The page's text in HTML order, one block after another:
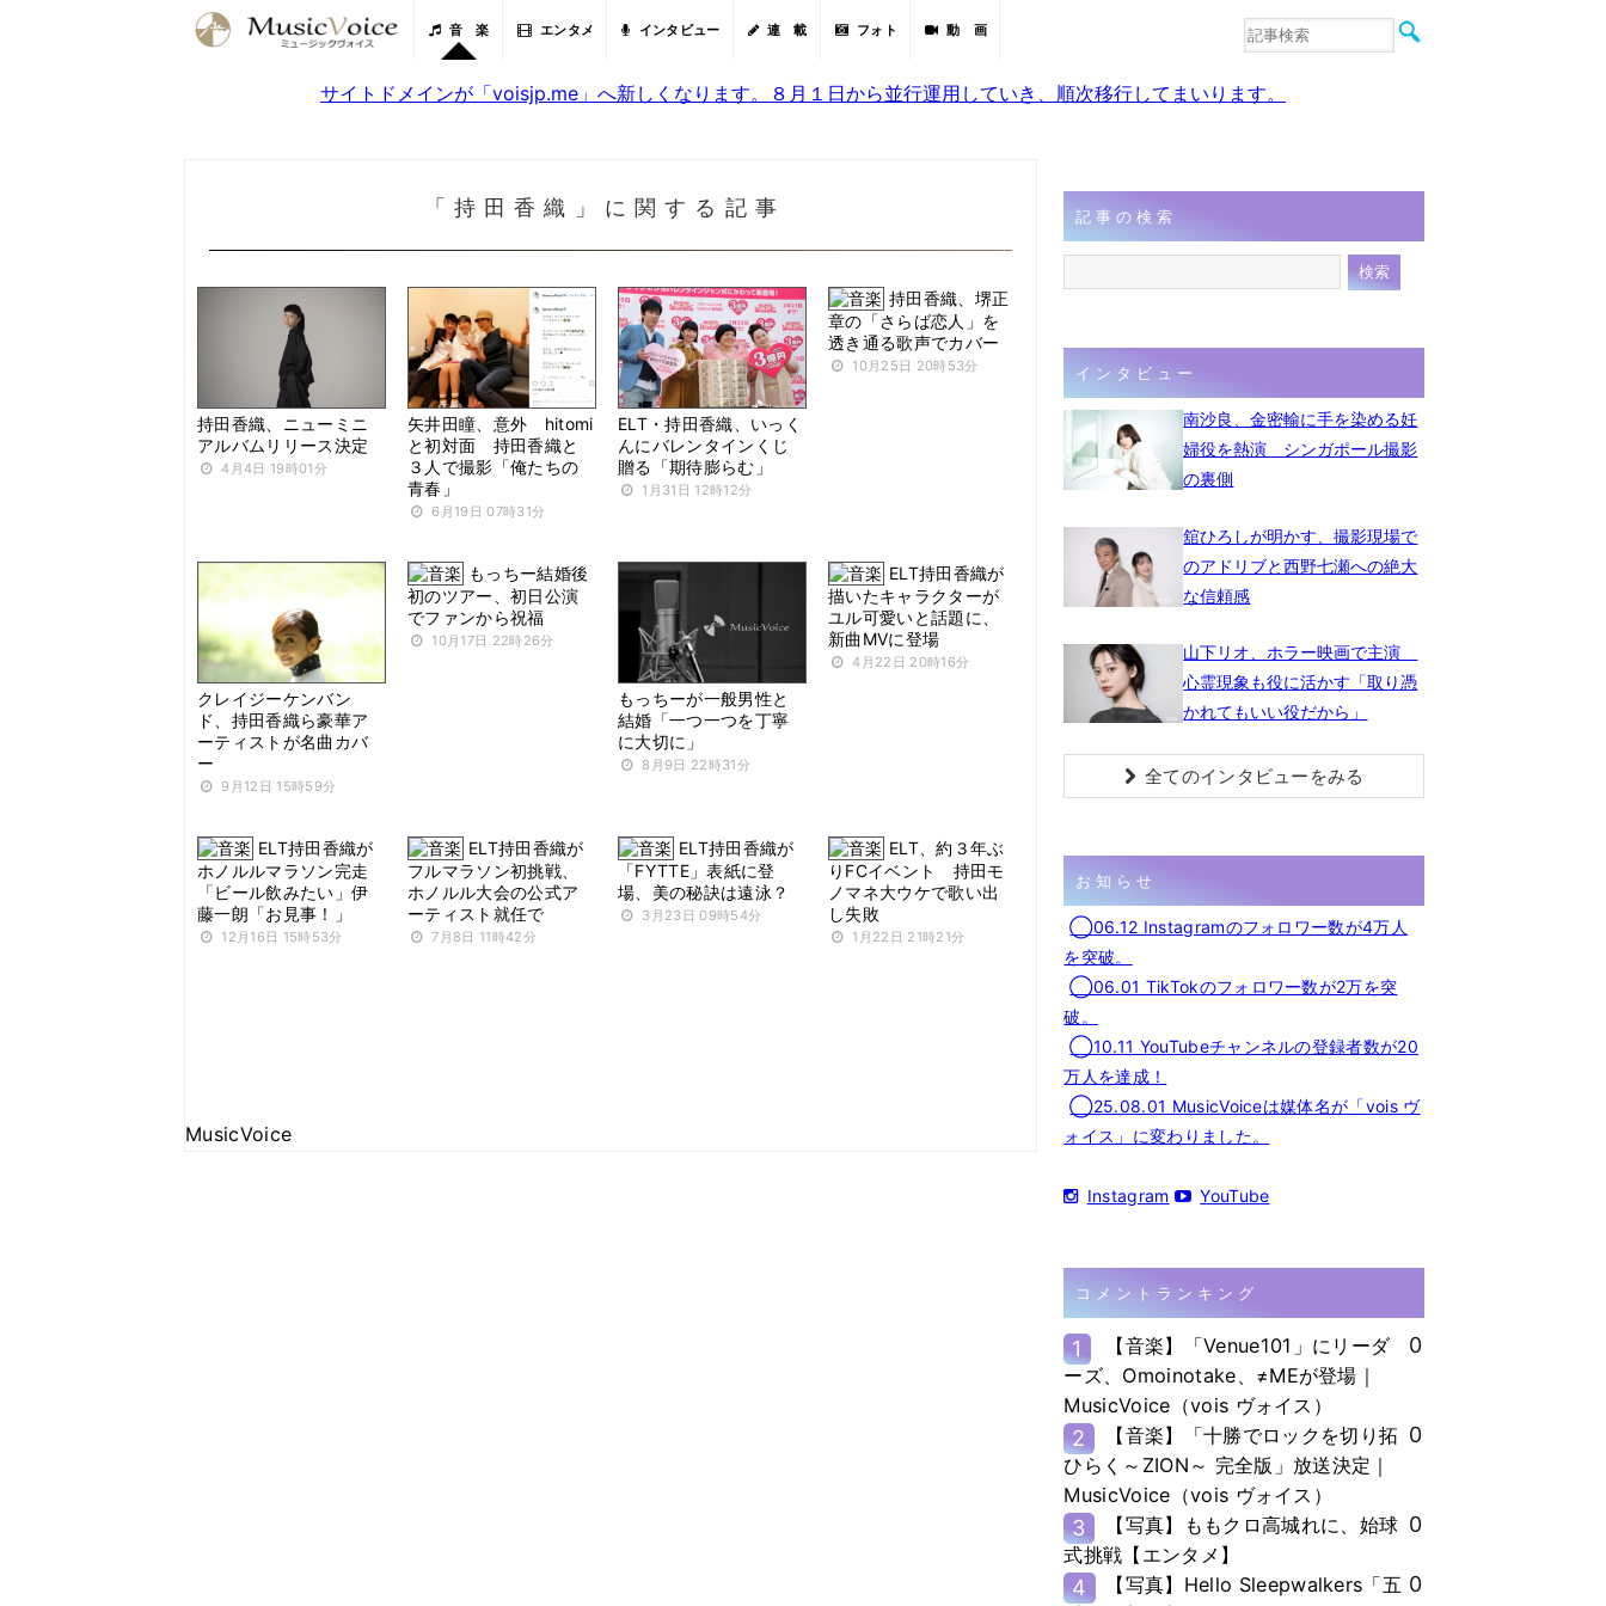
音 楽 エンタメ インタビュー 連 載 フォト 動 画
音楽
サイトドメインが「voisjp.me」へ新しくなります。８月１日から並行運用していき、順次移行してまいります。
「持田香織」に関する記事
持田香織、ニューミニ
アルバムリリース決定
4月4日 19時01分
矢井田瞳、意外 hitomi
と初対面 持田香織と
３人で撮影「俺たちの
青春」
6月19日 07時31分
ELT・持田香織、いっく
んにバレンタインくじ
贈る「期待膨らむ」
1月31日 12時12分
持田香織、堺正
章の「さらば恋人」を
透き通る歌声でカバー
10月25日 20時53分
クレイジーケンバン
ド、持田香織ら豪華ア
ーティストが名曲カバ
ー
9月12日 15時59分
もっちー結婚後
初のツアー、初日公演
でファンから祝福
10月17日 22時26分
もっちーが一般男性と
結婚「一つ一つを丁寧
に大切に」
8月9日 22時31分
ELT持田香織が
描いたキャラクターが
ユル可愛いと話題に、
新曲MVに登場
4月22日 20時16分
ELT持田香織が
ホノルルマラソン完走
「ビール飲みたい」伊
藤一朗「お見事！」
12月16日 15時53分
ELT持田香織が
フルマラソン初挑戦、
ホノルル大会の公式ア
ーティスト就任で
7月8日 11時42分
ELT持田香織が
「FYTTE」表紙に登
場、美の秘訣は遠泳？
3月23日 09時54分
ELT、約３年ぶ
りFCイベント 持田モ
ノマネ大ウケで歌い出
し失敗
1月22日 21時21分
MusicVoice
記事の検索
インタビュー
南沙良、金密輸に手を染める妊
婦役を熱演 シンガポール撮影
の裏側
舘ひろしが明かす、撮影現場で
のアドリブと西野七瀬への絶大
な信頼感
山下リオ、ホラー映画で主演
心霊現象も役に活かす「取り憑
かれてもいい役だから」
全てのインタビューをみる
お知らせ
◯06.12 Instagramのフォロワー数が4万人
を突破。
◯06.01 TikTokのフォロワー数が2万を突
破。
◯10.11 YouTubeチャンネルの登録者数が20
万人を達成！
◯25.08.01 MusicVoiceは媒体名が「vois ヴ
ォイス」に変わりました。
Instagram YouTube
コメントランキング
1
【音楽】「Venue101」にリーダ
ーズ、Omoinotake、≠MEが登場｜
MusicVoice（vois ヴォイス）
0
2
【音楽】「十勝でロックを切り拓
ひらく～ZION～ 完全版」放送決定｜
MusicVoice（vois ヴォイス）
0
3
【写真】ももクロ高城れに、始球
式挑戦【エンタメ】
0
4
【写真】Hello Sleepwalkers「五 0